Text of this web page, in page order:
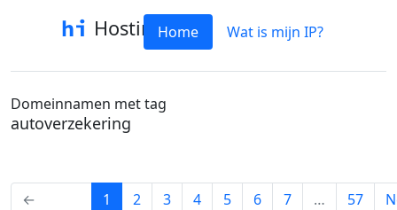
HostinfoHome Wat is mijn IP?
Domeinnamen met tag
autoverzekering
←
1 (current)
2 3 4 5 6 7 … 57